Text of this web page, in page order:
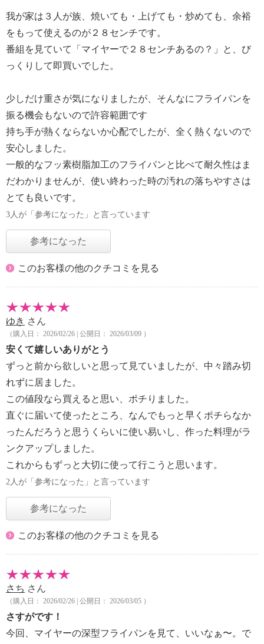
我が家は３人が族、焼いても・上げても・炒めても、余裕
をもって使えるのが２８センチです。
番組を見ていて「マイヤーで２８センチあるの？」と、び
っくりして即買いでした。
少しだけ重さが気になりましたが、そんなにフライパンを
振る機会もないので許容範囲です
持ち手が熱くならないか心配でしたが、全く熱くないので
安心しました。
一般的なフッ素樹脂加工のフライパンと比べて耐久性はま
だわかりませんが、使い終わった時の汚れの落ちやすさは
とても良いです。
3人が「参考になった」と言っています
参考になった
このお客様の他のクチコミを見る
ゆき さん
（購入日： 2026/02/26 | 公開日： 2026/03/09 ）
安くて嬉しいありがとう
ずっと前から欲しいと思って見ていましたが、中々踏み切
れずに居ました。
この値段なら買えると思い、ポチりました。
直ぐに届いて使ったところ、なんでもっと早くポチらなか
ったんだろうと思うくらいに使い易いし、作った料理がラ
ンクアップしました。
これからもずっと大切に使って行こうと思います。
2人が「参考になった」と言っています
参考になった
このお客様の他のクチコミを見る
さち さん
（購入日： 2026/02/26 | 公開日： 2026/03/05 ）
さすがです！
今回、マイヤーの深型フライパンを見て、いいなぁ〜。で